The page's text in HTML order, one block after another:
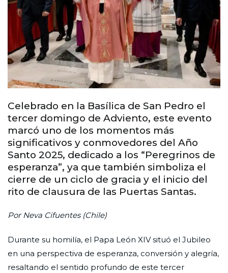
Celebrado en la Basílica de San Pedro el
tercer domingo de Adviento, este evento
marcó uno de los momentos más
significativos y conmovedores del Año
Santo 2025, dedicado a los “Peregrinos de
esperanza”, ya que también simboliza el
cierre de un ciclo de gracia y el inicio del
rito de clausura de las Puertas Santas.
Por Neva Cifuentes (Chile)
Durante su homilía, el Papa León XIV situó el Jubileo
en una perspectiva de esperanza, conversión y alegría,
resaltando el sentido profundo de este tercer